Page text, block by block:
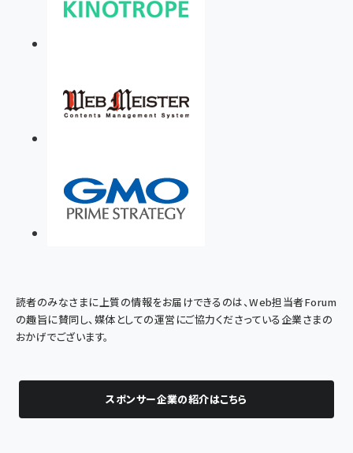
読者のみなさまに上質の情報をお届けできるのは、Web担当者Forum
の趣旨に賛同し、媒体としての運営にご協力くださっている企業さまの
おかげでございます。
スポンサー企業の紹介はこちら